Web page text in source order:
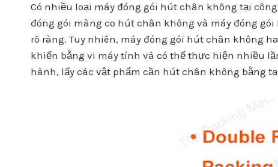
Có nhiều loại máy đóng gói hút chân không tại
đóng gói màng co hút chân không và máy đóng
rõ ràng. Tuy nhiên, máy đóng gói hút chân không
khiển bằng vi máy tính và có thể thực hiện nhiều
hành, lấy các vật phẩm cần hút chân không bằng